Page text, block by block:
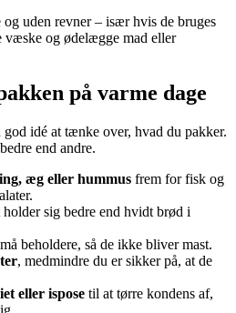
uden revner – især hvis de bruges
og ødelægge mad eller
på varme dage
god idé at tænke over, hvad du pakker.
end andre.
æg eller hummus frem for fisk og
holder sig bedre end hvidt brød i
beholdere, så de ikke bliver mast.
, medmindre du er sikker på, at de
eller ispose til at tørre kondens af,